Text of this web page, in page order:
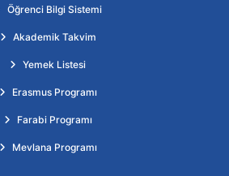
Öğrenci Bilgi Sistemi
Akademik Takvim
Yemek Listesi
Erasmus Programı
Farabi Programı
Mevlana Programı